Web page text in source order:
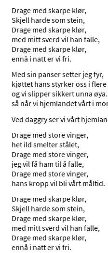
Drage med skarpe klør,
Skjell harde som stein,
Drage med skarpe klør,
med mitt sverd vil han falle,
Drage med skarpe klør,
ennå i natt er vi fri.
Med sin panser setter jeg fyr,
kjøttet hans styrker oss i flere
og vi slipper sikkert unna øya.
så når vi hjemlandet vårt i
Ved daggry ser vi vårt
Drage med store vinger,
het ild smelter stålet,
Drage med store vinger,
jeg vil få ham til å falle,
Drage med store vinger,
hans kropp vil bli vårt måltid.
Drage med skarpe klør,
Skjell harde som stein,
Drage med skarpe klør,
med mitt sverd vil han falle,
Drage med skarpe klør,
ennå i natt er vi fri.